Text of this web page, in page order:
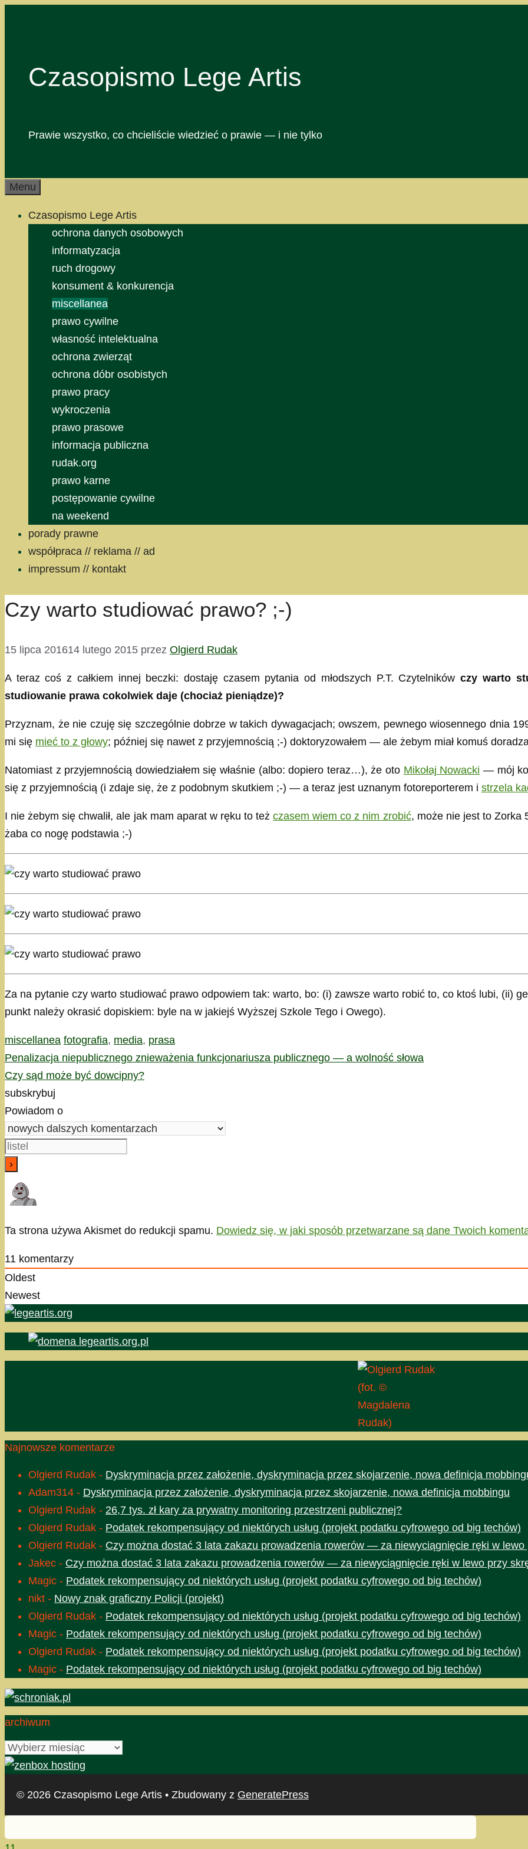
Czasopismo Lege Artis
Prawie wszystko, co chcieliście wiedzieć o prawie — i nie tylko
Menu
Czasopismo Lege Artis
ochrona danych osobowych
informatyzacja
ruch drogowy
konsument & konkurencja
miscellanea
prawo cywilne
własność intelektualna
ochrona zwierząt
ochrona dóbr osobistych
prawo pracy
wykroczenia
prawo prasowe
informacja publiczna
rudak.org
prawo karne
postępowanie cywilne
na weekend
porady prawne
współpraca // reklama // ad
impressum // kontakt
Czy warto studiować prawo? ;-)
15 lipca 201614 lutego 2015 przez Olgierd Rudak
A teraz coś z całkiem innej beczki: dostaję czasem pytania od młodszych P.T. Czytelnikówczy warto
studiowanie prawa cokolwiek daje (chociaż pieniądze)?
Przyznam, że nie czuję się szczególnie dobrze w takich dywagacjach; owszem, pewnego wiosennego dnia
mi się mieć to z głowy; później się nawet z przyjemnością ;-) doktoryzowałem — ale żebym miał komuś
Natomiast z przyjemnością dowiedziałem się właśnie (albo: dopiero teraz…), że oto Mikołaj Nowacki — mój
się z przyjemnością (i zdaje się, że z podobnym skutkiem ;-) — a teraz jest uznanym fotoreporterem i strzela
I nie żebym się chwalił, ale jak mam aparat w ręku to teżczasem wiem co z nim zrobić, może nie jest to Zorka
żaba co nogę podstawia ;-)
Za na pytanie czy warto studiować prawo odpowiem tak: warto, bo: (i) zawsze warto robić to, co ktoś lubi, (ii)
punkt należy okrasić dopiskiem: byle na w jakiejś Wyższej Szkole Tego i Owego).
Kategorie
miscellanea Tagi
fotografia, media, prasa
Penalizacja niepublicznego znieważenia funkcjonariusza publicznego — a wolność słowa
Czy sąd może być dowcipny?
subskrybuj
Powiadom o
Ta strona używa Akismet do redukcji spamu. Dowiedz się, w jaki sposób przetwarzane są dane Twoich
11 komentarzy
Oldest
Newest
(fot. ©
Magdalena
Rudak)
Najnowsze komentarze
Olgierd Rudak - Dyskryminacja przez założenie, dyskryminacja przez skojarzenie, nowa definicja
Adam314 - Dyskryminacja przez założenie, dyskryminacja przez skojarzenie, nowa definicja mobbingu
Olgierd Rudak - 26,7 tys. zł kary za prywatny monitoring przestrzeni publicznej?
Olgierd Rudak - Podatek rekompensujący od niektórych usług (projekt podatku cyfrowego od big techów)
Olgierd Rudak - Czy można dostać 3 lata zakazu prowadzenia rowerów — za niewyciągnięcie ręki w lewo
Jakec - Czy można dostać 3 lata zakazu prowadzenia rowerów — za niewyciągnięcie ręki w lewo przy
Magic - Podatek rekompensujący od niektórych usług (projekt podatku cyfrowego od big techów)
nikt - Nowy znak graficzny Policji (projekt)
Olgierd Rudak - Podatek rekompensujący od niektórych usług (projekt podatku cyfrowego od big techów)
Magic - Podatek rekompensujący od niektórych usług (projekt podatku cyfrowego od big techów)
Olgierd Rudak - Podatek rekompensujący od niektórych usług (projekt podatku cyfrowego od big techów)
Magic - Podatek rekompensujący od niektórych usług (projekt podatku cyfrowego od big techów)
archiwum
archiwum
© 2026 Czasopismo Lege Artis • Zbudowany z GeneratePress